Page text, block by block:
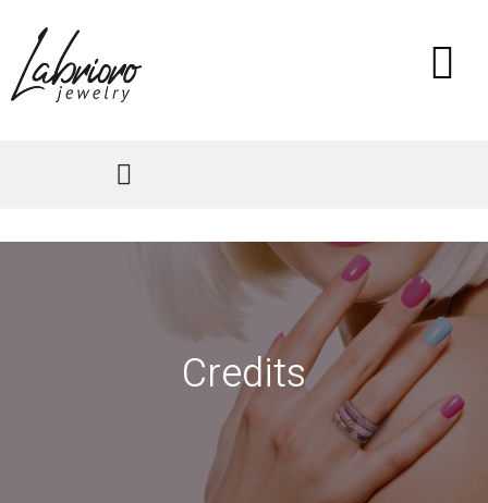
Credits